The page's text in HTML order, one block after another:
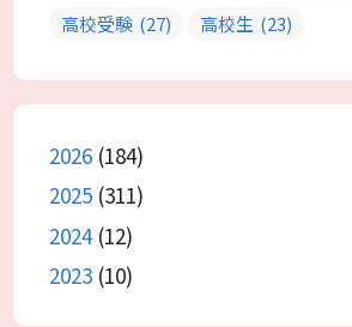
高校受験 (27) 高校生 (23)
2026 (184)
2025 (311)
2024(12)
2023 (10)